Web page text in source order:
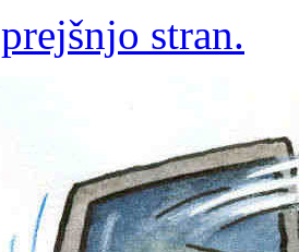
prejšnjo stran.